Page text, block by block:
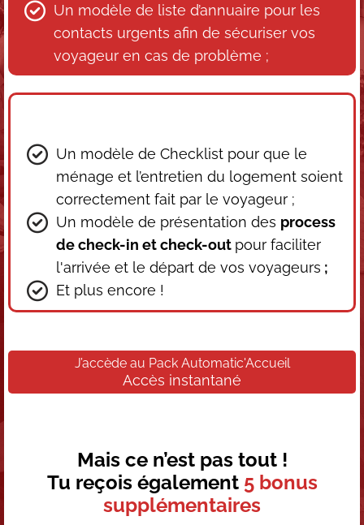
Un modèle de liste d’annuaire pour les
contacts urgents afin de sécuriser vos
voyageur en cas de problème ;
Un modèle de Checklist pour que le
ménage et l’entretien du logement soient
correctement fait par le voyageur ;
Un modèle de présentation des process
de check-in et check-out pour faciliter
l'arrivée et le départ de vos voyageurs ;
Et plus encore !
J’accède au Pack Automatic'Accueil
Accès instantané
Mais ce n’est pas tout !
Tu reçois également 5 bonus
supplémentaires